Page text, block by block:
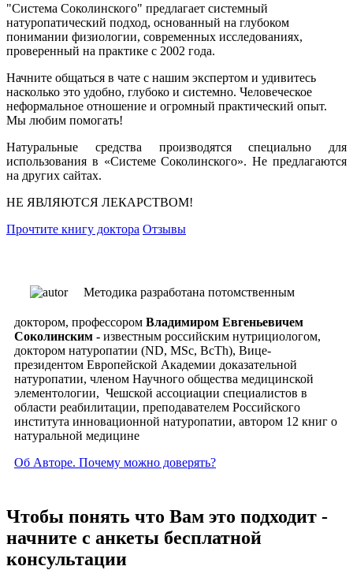
"Система Соколинского" предлагает системный
натуропатический подход, основанный на глубоком
понимании физиологии, современных исследованиях,
проверенный на практике с 2002 года.
Начните общаться в чате с нашим экспертом и удивитесь
насколько это удобно, глубоко и системно. Человеческое
неформальное отношение и огромный практический опыт.
Мы любим помогать!
Натуральные средства производятся специально для
использования в «Системе Соколинского». Не предлагаются
на других сайтах.
НЕ ЯВЛЯЮТСЯ ЛЕКАРСТВОМ!
Прочтите книгу доктора Отзывы
Методика разработана потомственным
доктором, профессором Владимиром Евгеньевичем
Соколинским - известным российским нутрициологом,
доктором натуропатии (ND, MSc, ВсTh), Вице-
президентом Европейской Академии доказательной
натуропатии, членом Научного общества медицинской
элементологии, Чешской ассоциации специалистов в
области реабилитации, преподавателем Российского
института инновационной натуропатии, автором 12 книг о
натуральной медицине
Об Авторе. Почему можно доверять?
Чтобы понять что Вам это подходит -
начните с анкеты бесплатной
консультации